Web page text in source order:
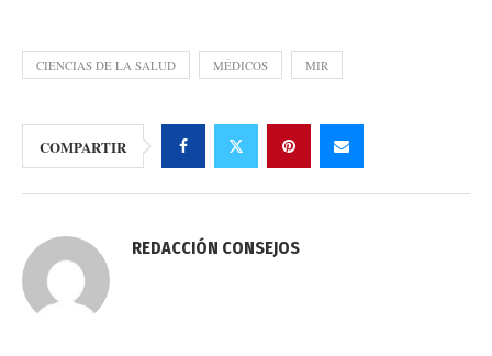
CIENCIAS DE LA SALUD MÉDICOS MIR
COMPARTIR
REDACCIÓN CONSEJOS